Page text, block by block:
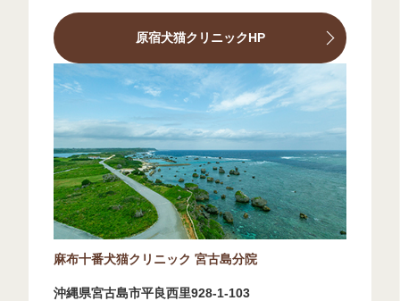
原宿犬猫クリニックHP
麻布十番犬猫クリニック 宮古島分院
沖縄県宮古島市平良西里928-1-103